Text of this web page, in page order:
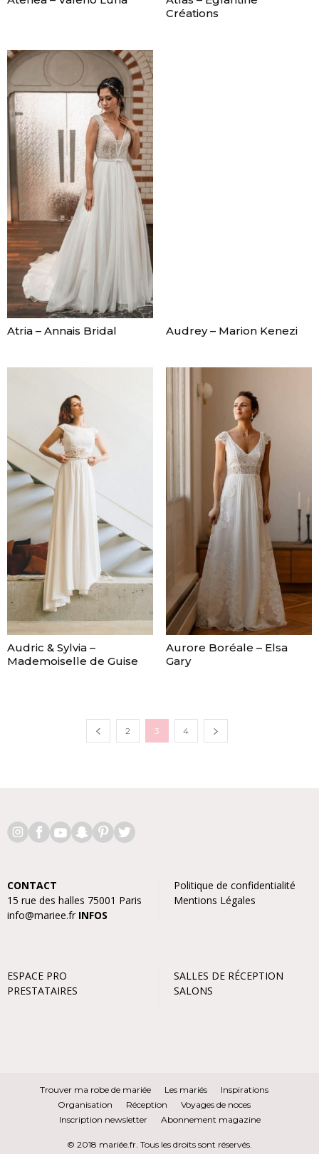
Créations
Atria – Annais Bridal Audrey – Marion Kenezi
Audric & Sylvia –
Mademoiselle de Guise
Aurore Boréale – Elsa
Gary
2 3 4
CONTACT
15 rue des halles 75001 Paris
info@mariee.fr INFOS
Politique de confidentialité
Mentions Légales
ESPACE PRO
PRESTATAIRES
SALLES DE RÉCEPTION
SALONS
Trouver ma robe de mariée Les mariés
Inspirations
Organisation
Réception
Voyages de noces
Inscription newsletter
Abonnement magazine
© 2018 mariée.fr. Tous les droits sont réservés.